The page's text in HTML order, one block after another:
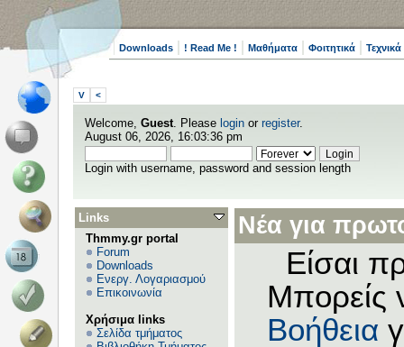
Downloads ! Read Me ! Μαθήματα Φοιτητικά
V <
Welcome, Guest. Please login or register.
August 06, 2026, 16:03:36 pm
Login with username, password and session length
Links
Thmmy.gr portal
Forum
Downloads
Ενεργ. Λογαριασμού
Επικοινωνία
Χρήσιμα links
Σελίδα τμήματος
Νέα για
Είσαι
Μπορείς
Βοήθεια